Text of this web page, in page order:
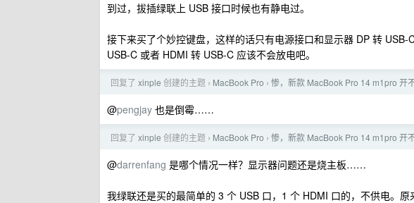
到过，拔插绿联上 USB 接口时候也有静电过。
接下来买了个妙控键盘，这样的话只有电源接口和显示器 DP 转
USB-C 或者 HDMI 转 USB-C 应该不会放电吧。
回复了 xinple 创建的主题 › MacBook Pro › 惨，新款 MacBook Pro 14 m1pro 开
@pengjay 也是倒霉……
回复了 xinple 创建的主题 › MacBook Pro › 惨，新款 MacBook Pro 14 m1pro 开
@darrenfang 是哪个情况一样？显示器问题还是烧主板……
我绿联还是买的最简单的 3 个 USB 口，1 个 HDMI 口的，不供电。